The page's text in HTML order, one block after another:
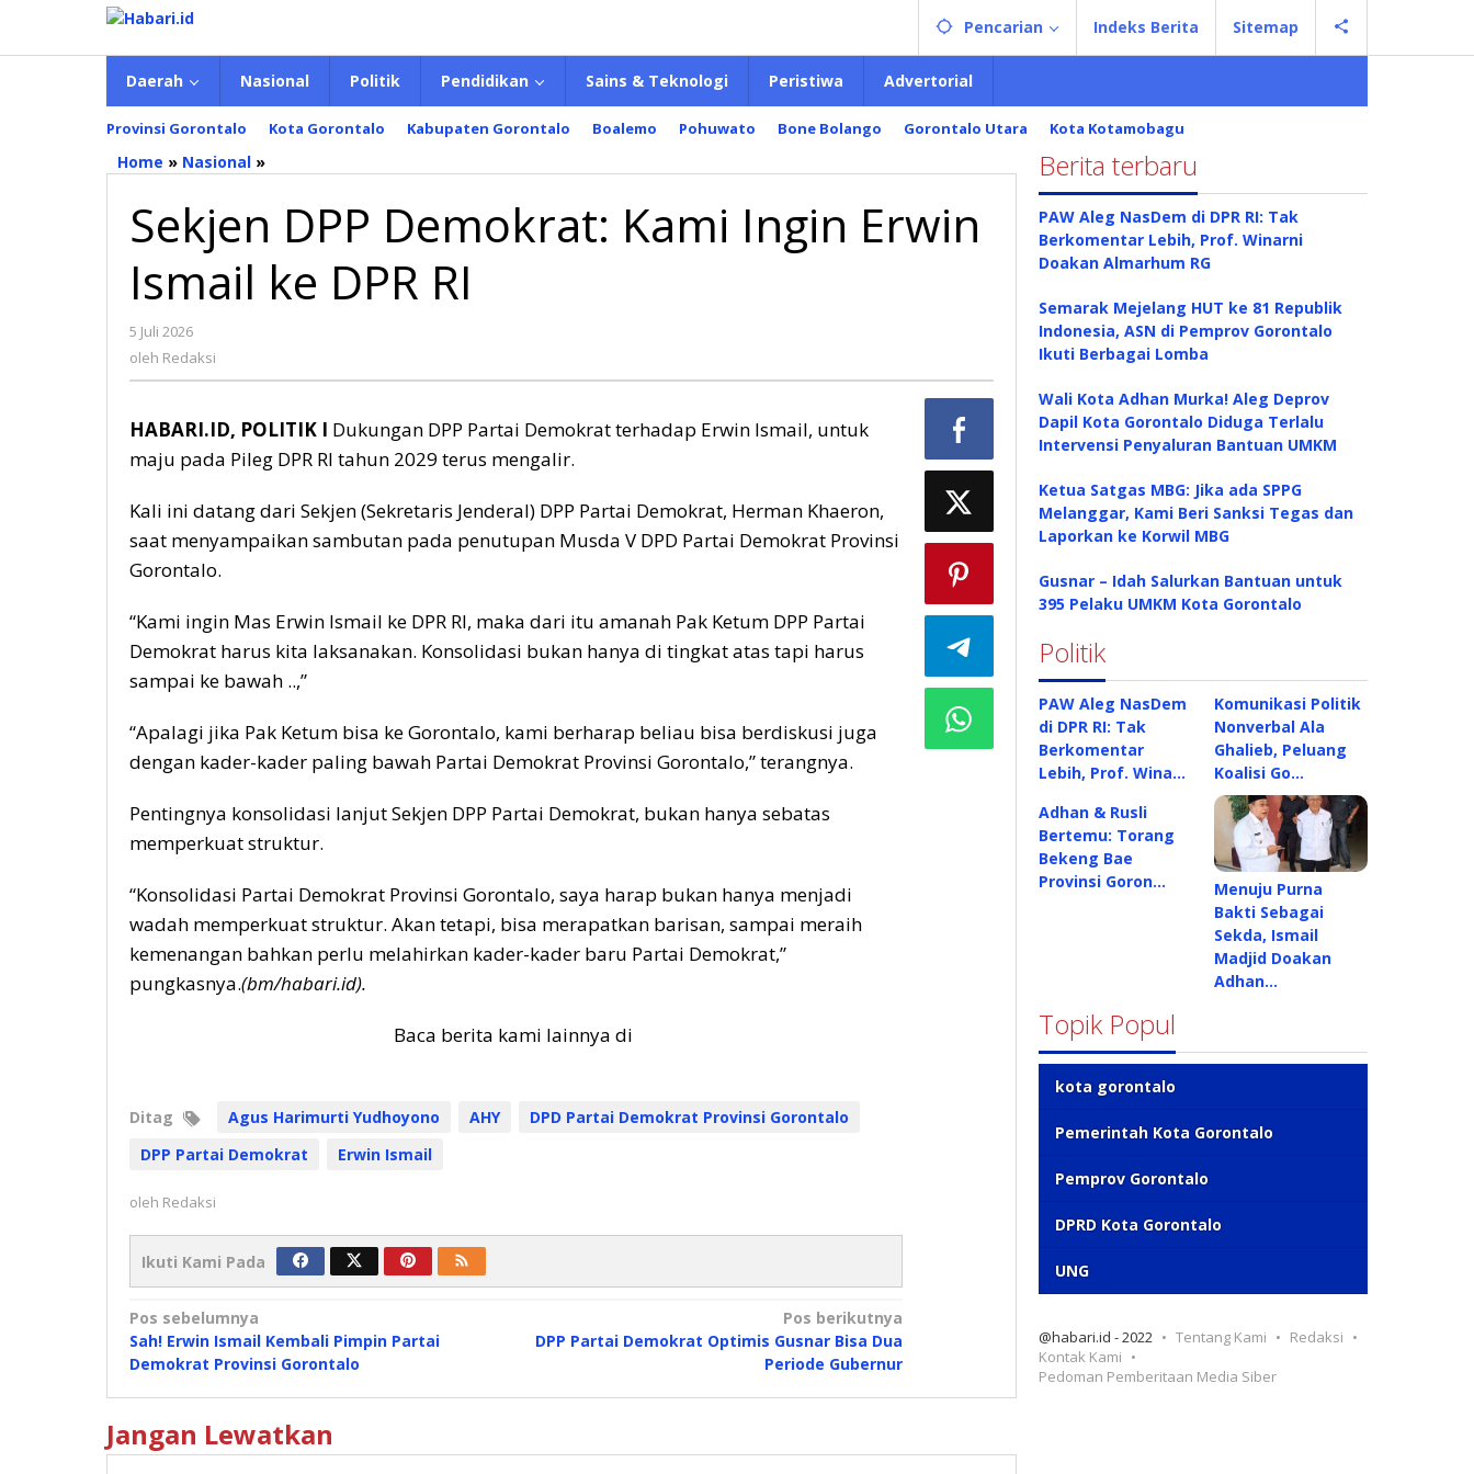
konten
Pencarian Indeks Berita Sitemap
Daerah Nasional Politik Pendidikan Sains & Teknologi Peristiwa Advertorial
Provinsi Gorontalo Kota Gorontalo Kabupaten Gorontalo Boalemo Pohuwato Bone Bolango Gorontalo Utara Kota Kotamobagu
Home » Nasional »
Demokrat:
Kami
Erwin
Ismail
Sekjen DPP Demokrat: Kami Ingin Erwin
Ismail ke DPR RI
5 Juli 2026
Redaksi
oleh Redaksi
HABARI.ID, POLITIK I Dukungan DPP Partai Demokrat terhadap Erwin Ismail, untuk
maju pada Pileg DPR RI tahun 2029 terus mengalir.
Kali ini datang dari Sekjen (Sekretaris Jenderal) DPP Partai Demokrat, Herman Khaeron,
saat menyampaikan sambutan pada penutupan Musda V DPD Partai Demokrat Provinsi
Gorontalo.
“Kami ingin Mas Erwin Ismail ke DPR RI, maka dari itu amanah Pak Ketum DPP Partai
Demokrat harus kita laksanakan. Konsolidasi bukan hanya di tingkat atas tapi harus
sampai ke bawah ..,”
“Apalagi jika Pak Ketum bisa ke Gorontalo, kami berharap beliau bisa berdiskusi juga
dengan kader-kader paling bawah Partai Demokrat Provinsi Gorontalo,” terangnya.
Pentingnya konsolidasi lanjut Sekjen DPP Partai Demokrat, bukan hanya sebatas
memperkuat struktur.
“Konsolidasi Partai Demokrat Provinsi Gorontalo, saya harap bukan hanya menjadi
wadah memperkuat struktur. Akan tetapi, bisa merapatkan barisan, sampai meraih
kemenangan bahkan perlu melahirkan kader-kader baru Partai Demokrat,”
pungkasnya.(bm/habari.id).
Baca berita kami lainnya di
Ditag Agus Harimurti Yudhoyono AHY
DPD Partai Demokrat Provinsi Gorontalo
DPP Partai Demokrat
Erwin Ismail
oleh Redaksi
Ikuti Kami Pada
Navigasi
pos
Pos sebelumnya
Sah! Erwin Ismail Kembali Pimpin Partai
Demokrat Provinsi Gorontalo
Pos berikutnya
DPP Partai Demokrat Optimis Gusnar Bisa Dua
Periode Gubernur
Jangan Lewatkan
Berita terbaru
PAW Aleg NasDem di DPR RI: Tak
Berkomentar Lebih, Prof. Winarni
Doakan Almarhum RG
Semarak Mejelang HUT ke 81 Republik
Indonesia, ASN di Pemprov Gorontalo
Ikuti Berbagai Lomba
Wali Kota Adhan Murka! Aleg Deprov
Dapil Kota Gorontalo Diduga Terlalu
Intervensi Penyaluran Bantuan UMKM
Ketua Satgas MBG: Jika ada SPPG
Melanggar, Kami Beri Sanksi Tegas dan
Laporkan ke Korwil MBG
Gusnar – Idah Salurkan Bantuan untuk
395 Pelaku UMKM Kota Gorontalo
Politik
PAW Aleg NasDem
di DPR RI: Tak
Berkomentar
Lebih, Prof. Wina…
Komunikasi Politik
Nonverbal Ala
Ghalieb, Peluang
Koalisi Go…
Adhan & Rusli
Bertemu: Torang
Bekeng Bae
Provinsi Goron…
Menuju Purna
Bakti Sebagai
Sekda, Ismail
Madjid Doakan
Adhan…
Topik Popul
kota gorontalo
Pemerintah Kota Gorontalo
Pemprov Gorontalo
DPRD Kota Gorontalo
UNG
@habari.id - 2022 Tentang Kami
Redaksi
Kontak Kami
Pedoman Pemberitaan Media Siber